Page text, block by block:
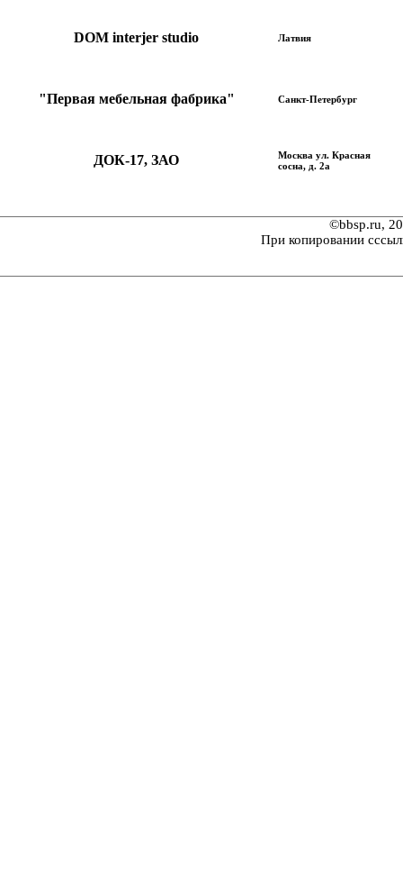
DOM interjer studio Латвия
"Первая мебельная фабрика" Санкт-Петербург
ДОК-17, ЗАО
Москва ул. Красная
сосна, д. 2а
©bbsp.ru,
При копировании